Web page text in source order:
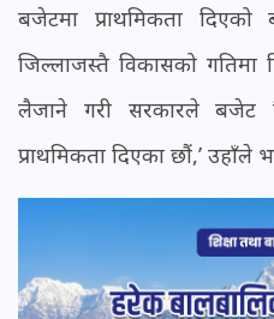
बजेटमा प्राथमिकता दिएको
जिल्लाजस्तै विकासको गतिमा
लैजाने गरी सरकारले बजेट
प्राथमिकता दिएका छौं,’ उहाँले